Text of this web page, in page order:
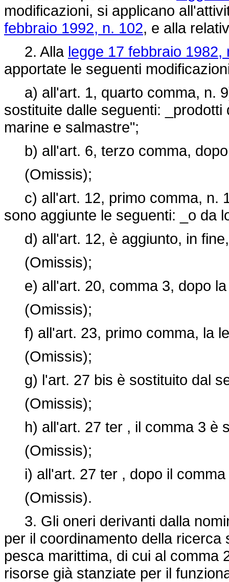
modificazioni, si applicano
febbraio 1992, n. 102, e alla
2. Alla legge 17 febbraio 1982,
apportate le seguenti
a) all'art. 1, quarto comma, n.
sostituite dalle seguenti:
marine e salmastre";
b) all'art. 6, terzo comma, dopo
(Omissis);
c) all'art. 12, primo comma, n.
sono aggiunte le seguenti: _o da
d) all'art. 12, è aggiunto, in
(Omissis);
e) all'art. 20, comma 3, dopo la
(Omissis);
f) all'art. 23, primo comma, la
(Omissis);
g) l'art. 27 bis è sostituito dal
(Omissis);
h) all'art. 27 ter , il comma 3 è
(Omissis);
i) all'art. 27 ter , dopo il comma
(Omissis).
3. Gli oneri derivanti dalla
per il coordinamento della
pesca marittima, di cui al comma
risorse già stanziate per il